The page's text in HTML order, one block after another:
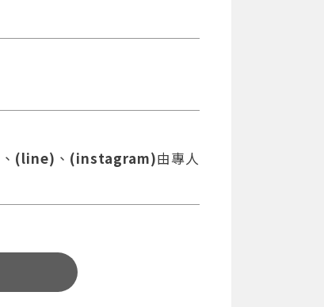
、 (line) 、 (instagram)由專人